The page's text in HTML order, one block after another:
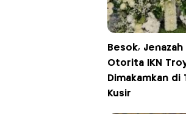
Besok, Jenazah
Otorita IKN
Dimakamkan di
Kusir